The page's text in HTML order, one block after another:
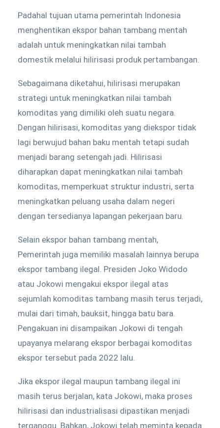
Padahal tujuan utama pemerintah Indonesia
menghentikan ekspor bahan tambang mentah
adalah untuk meningkatkan nilai tambah
domestik melalui hilirisasi produk pertambangan.
Sebagaimana diketahui, hilirisasi merupakan
strategi untuk meningkatkan nilai tambah
komoditas yang dimiliki oleh suatu negara.
Dengan hilirisasi, komoditas yang diekspor tidak
lagi berwujud bahan baku mentah tetapi sudah
menjadi barang setengah jadi. Hilirisasi
diharapkan dapat meningkatkan nilai tambah
komoditas, memperkuat struktur industri, serta
meningkatkan peluang usaha dalam negeri
dengan tersedianya lapangan pekerjaan baru.
Selain ekspor bahan tambang mentah,
Pemerintah juga memiliki masalah lainnya berupa
ekspor tambang ilegal. Presiden Joko Widodo
atau Jokowi mengakui ekspor ilegal atas
sejumlah komoditas tambang masih terus terjadi,
mulai dari timah, bauksit, hingga batu bara.
Pengakuan ini disampaikan Jokowi di tengah
upayanya melarang ekspor berbagai komoditas
ekspor tersebut pada 2022 lalu.
Jika ekspor ilegal maupun tambang ilegal ini
masih terus berjalan, kata Jokowi, maka proses
hilirisasi dan industrialisasi dipastikan menjadi
terganggu. Bahkan, Jokowi telah meminta kepada